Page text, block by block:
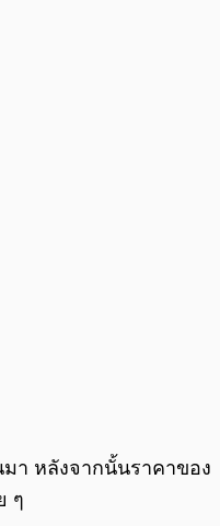
า หลังจากนั้นราคาของ
ๆ